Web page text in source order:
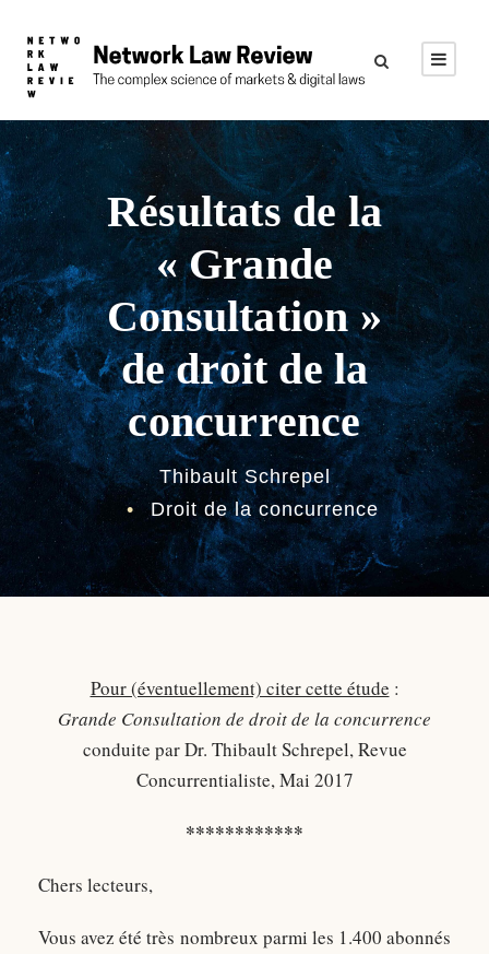
Résultats de la
« Grande
Consultation »
de droit de la
concurrence
Thibault Schrepel
•
Droit de la concurrence
Pour (éventuellement) citer cette étude :
Grande Consultation de droit de la concurrence
conduite par Dr. Thibault Schrepel, Revue
Concurrentialiste, Mai 2017
************
Chers lecteurs,
Vous avez été très nombreux parmi les 1.400 abonnés